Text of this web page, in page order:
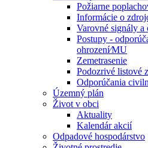
Požiarne
Informácie o
Varovné signály
Postupy -
ohrození⁄MU
Zemetrasenie
Podozrivé listové
Odporúčania
Územný plán
Život v obci
Aktuality
Kalendár akcií
Odpadové hospodárstvo